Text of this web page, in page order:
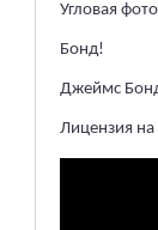
Угловая
Бонд!
Джеймс
Лицензия на